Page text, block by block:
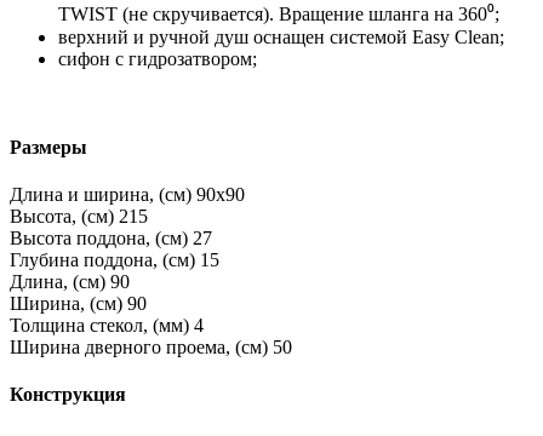
TWIST (не скручивается). Вращение шланга на 360⁰;
верхний и ручной душ оснащен системой Easy Clean;
сифон с гидрозатвором;
Размеры
Длина и ширина, (см) 90x90
Высота, (см) 215
Высота поддона, (см) 27
Глубина поддона, (см) 15
Длина, (см) 90
Ширина, (см) 90
Толщина стекол, (мм) 4
Ширина дверного проема, (см) 50
Конструкция